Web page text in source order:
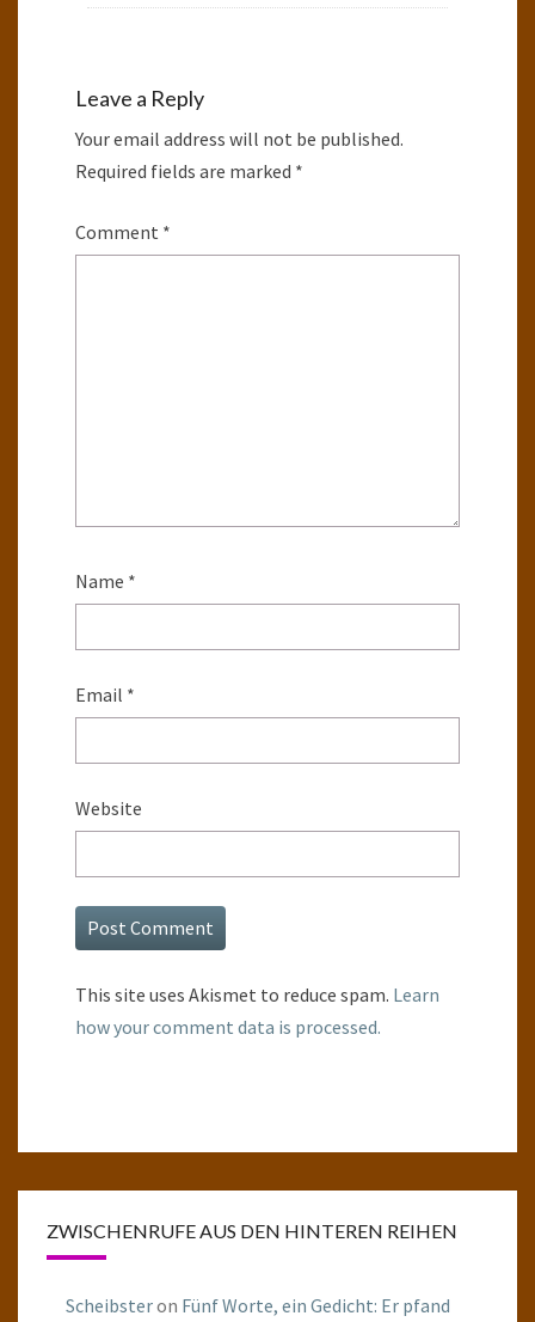
Leave a Reply
Your email address will not be published.
Required fields are marked *
Comment *
Name *
Email *
Website
This site uses Akismet to reduce spam. Learn
how your comment data is processed.
ZWISCHENRUFE AUS DEN HINTEREN REIHEN
Scheibsteron Fünf Worte, ein Gedicht: Er pfand